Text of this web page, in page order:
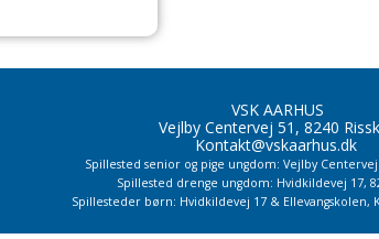
VSK AARHUS
Vejlby Centervej 51, 8240
Kontakt@vskaarhus.dk
Spillested senior og pige ungdom: Vejlby Centervej
Spillested drenge ungdom: Hvidkildevej 17,
Spillesteder børn: Hvidkildevej 17 & Ellevangskolen,